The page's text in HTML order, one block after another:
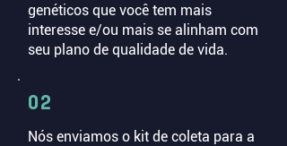
genéticos que você tem mais
interesse e/ou mais se alinham com
seu plano de qualidade de vida.
02
Nós enviamos o kit de coleta para a